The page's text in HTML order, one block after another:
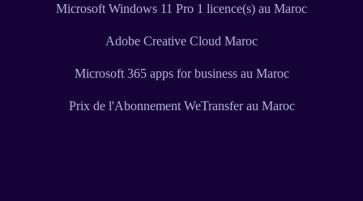
Microsoft Windows 11 Pro 1 licence(s) au Maroc
Adobe Creative Cloud Maroc
Microsoft 365 apps for business au Maroc
Prix de l'Abonnement WeTransfer au Maroc